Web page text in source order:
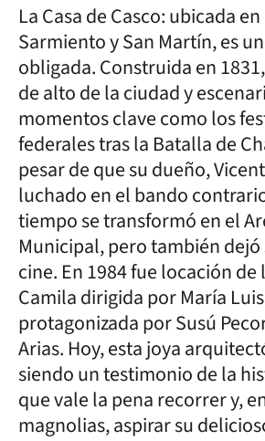
La Casa de Casco: ubicada
Sarmiento y San Martín, es
obligada. Construida en
de alto de la ciudad y
momentos clave como los
federales tras la Batalla de
pesar de que su dueño,
luchado en el bando
tiempo se transformó en el
Municipal, pero también
cine. En 1984 fue locación
Camila dirigida por María
protagonizada por Susú
Arias. Hoy, esta joya
siendo un testimonio de la
que vale la pena recorrer y,
magnolias, aspirar su